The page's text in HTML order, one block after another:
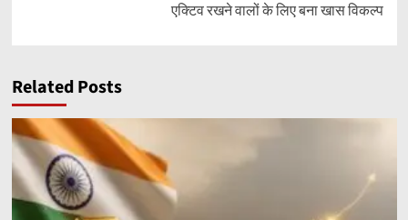
एक्टिव रखने वालों के लिए बना खास विकल्प
Related Posts